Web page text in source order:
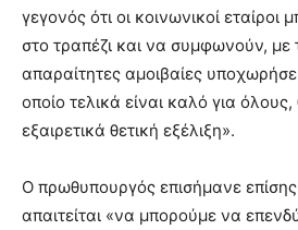
γεγονός ότι οι κοινωνικοί
στο τραπέζι και να συμφωνούν, με
απαραίτητες αμοιβαίες
οποίο τελικά είναι καλό για όλους,
εξαιρετικά θετική εξέλιξη».
Ο πρωθυπουργός επισήμανε επίσης
απαιτείται «να μπορούμε να